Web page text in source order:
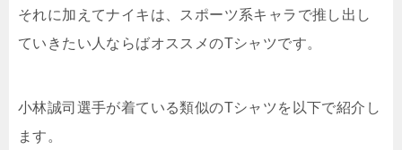
それに加えてナイキは、スポーツ系キャラで推し出し
ていきたい人ならばオススメのTシャツです。
小林誠司選手が着ている類似のTシャツを以下で紹介し
ます。